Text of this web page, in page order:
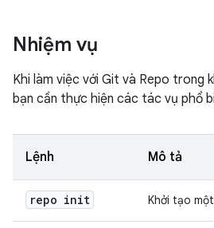
Nhiệm vụ
Khi làm việc với Git và Repo trong
bạn cần thực hiện các tác vụ phổ
Lệnh Mô tả
repo init Khởi tạo